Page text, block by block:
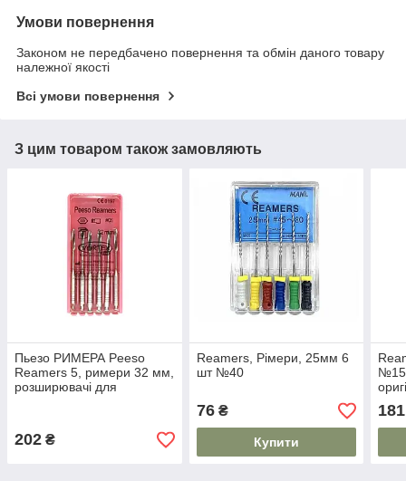
Умови повернення
Законом не передбачено повернення та обмін даного товару
належної якості
Всі умови повернення
З цим товаром також замовляють
Пьезо РИМЕРА Peeso
Reamers 5, римери 32 мм,
розширювачі для
202 ₴
Reamers, Рімери, 25мм 6
шт №40
76₴
Купити
181